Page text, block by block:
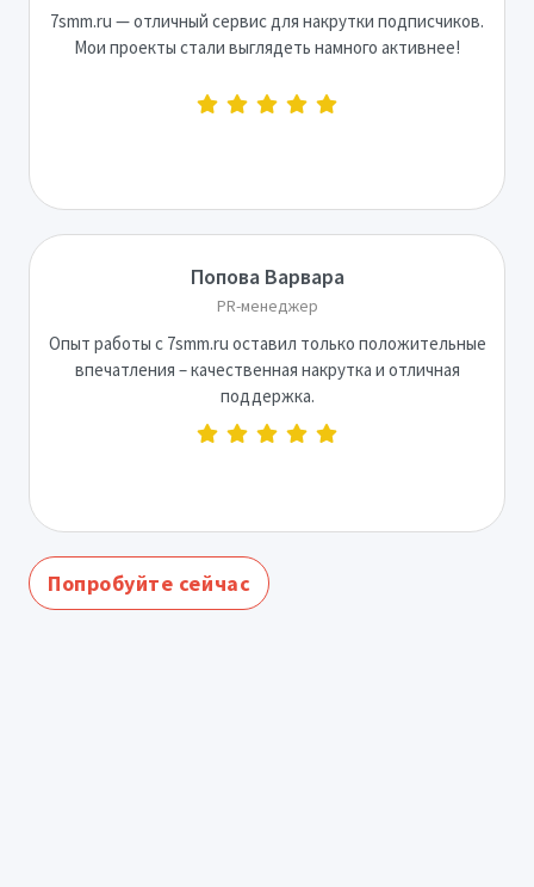
7smm.ru — отличный сервис для накрутки подписчиков.
Мои проекты стали выглядеть намного активнее!
Попова Варвара
PR-менеджер
Опыт работы с 7smm.ru оставил только положительные
впечатления – качественная накрутка и отличная
поддержка.
Попробуйте сейчас